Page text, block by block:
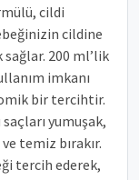
cildi
cildine
200 ml’lik
imkanı
bir tercihtir.
yumuşak,
temiz bırakır.
tercih ederek,